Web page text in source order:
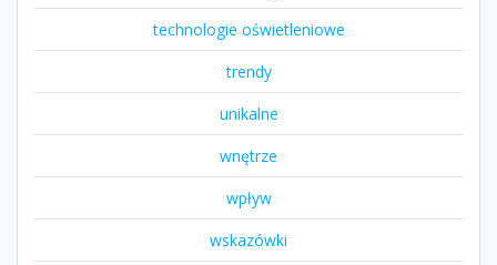
technologie oświetleniowe
trendy
unikalne
wnętrze
wpływ
wskazówki